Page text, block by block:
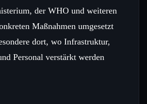
der WHO und weiteren
Maßnahmen umgesetzt
dort, wo Infrastruktur,
Personal verstärkt werden